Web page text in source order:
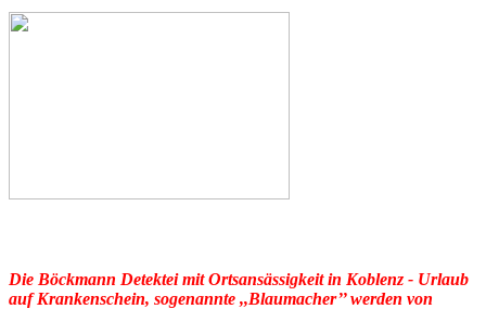
Die Böckmann Detektei mit Ortsansässigkeit in Koblenz - Urlaub
auf Krankenschein, sogenannte ,,Blaumacher’’ werden von